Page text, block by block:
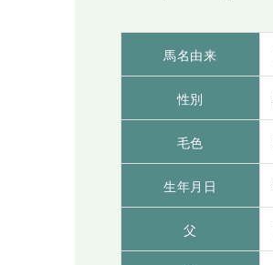
馬名由来
性別
毛色
生年月日
父